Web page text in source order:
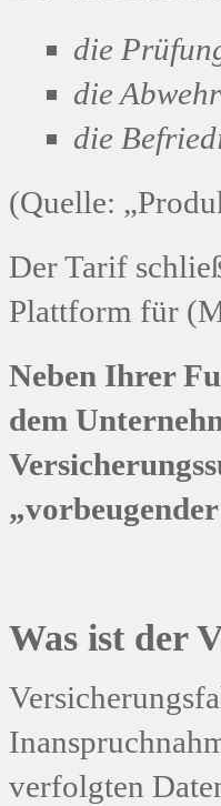
die
die
die
(Quelle:
Der Tarif
Plattform für
Neben Ihrer
dem
Was ist der
verfolgten